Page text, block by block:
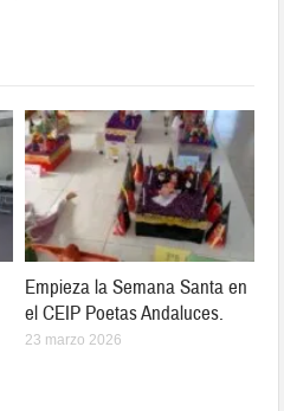
Empieza la Semana Santa en
el CEIP Poetas Andaluces.
23 marzo 2026